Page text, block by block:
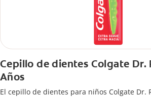
Cepillo de dientes Colgate Dr.
Años
El cepillo de dientes para niños Colgate Dr.